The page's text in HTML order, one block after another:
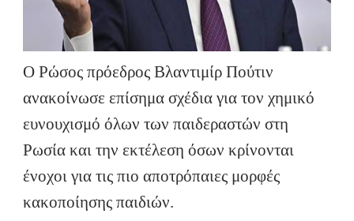
Ο Ρώσος πρόεδρος Βλαντιμίρ Πούτιν
ανακοίνωσε επίσημα σχέδια για τον χημικό
ευνουχισμό όλων των παιδεραστών στη
Ρωσία και την εκτέλεση όσων κρίνονται
ένοχοι για τις πιο αποτρόπαιες μορφές
κακοποίησης παιδιών.